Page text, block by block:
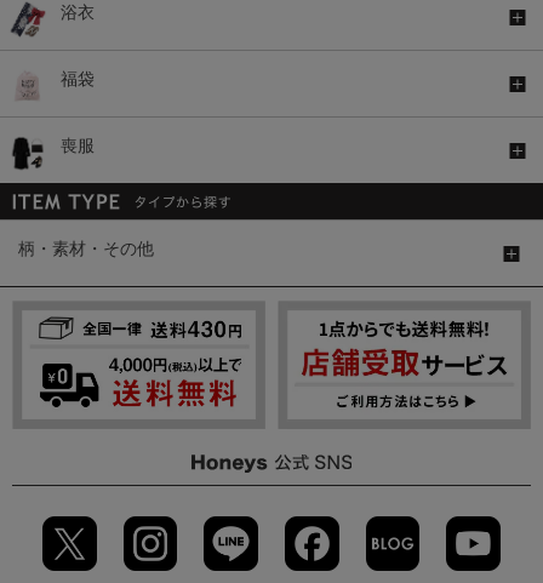
浴衣
福袋
喪服
柄・素材・その他